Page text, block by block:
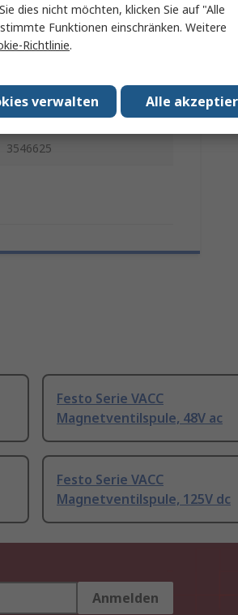
110V ac
Magnetventilspule
VACC
EU, RoHS
3546625
Festo Serie VACC
Magnetventilspule, 48V ac
Festo Serie VACC
Magnetventilspule, 125V dc
Anmelden
dies nicht möchten, klicken Sie auf "Alle
Funktionen einschränken. Weitere
Richtlinie.
Alle
verwalten